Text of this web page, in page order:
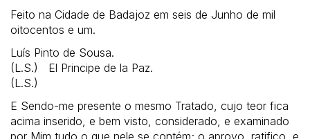
Feito na Cidade de Badajoz em seis de Junho de mil
oitocentos e um.
Luís Pinto de Sousa.
(L.S.) El Principe de la Paz.
(L.S.)
E Sendo-me presente o mesmo Tratado, cujo teor fica
acima inserido, e bem visto, considerado, e examinado